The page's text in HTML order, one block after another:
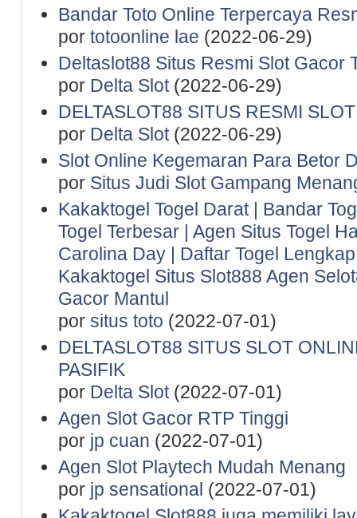
Bandar Toto Online Terpercaya
por totoonline lae (2022-06-29)
Deltaslot88 Situs Resmi Slot Gacor
por Delta Slot(2022-06-29)
DELTASLOT88 SITUS RESMI
por Delta Slot(2022-06-29)
Slot Online Kegemaran Para Betor
por Situs Judi Slot Gampang
Kakaktogel Togel Darat | Bandar
Togel Terbesar | Agen Situs Togel
Carolina Day | Daftar Togel
Kakaktogel Situs Slot888 Agen
Gacor Mantul
por situs toto (2022-07-01)
DELTASLOT88 SITUS SLOT
PASIFIK
por Delta Slot(2022-07-01)
Agen Slot Gacor RTP Tinggi
por jp cuan (2022-07-01)
Agen Slot Playtech Mudah Menang
por jp sensational (2022-07-01)